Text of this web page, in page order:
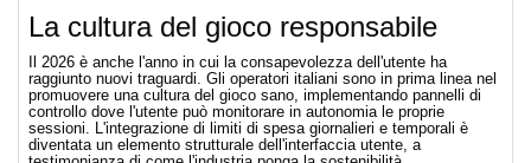
La cultura del gioco responsabile
Il 2026 è anche l'anno in cui la consapevolezza dell'utente ha
raggiunto nuovi traguardi. Gli operatori italiani sono in prima linea nel
promuovere una cultura del gioco sano, implementando pannelli di
controllo dove l'utente può monitorare in autonomia le proprie
sessioni. L'integrazione di limiti di spesa giornalieri e temporali è
diventata un elemento strutturale dell'interfaccia utente, a